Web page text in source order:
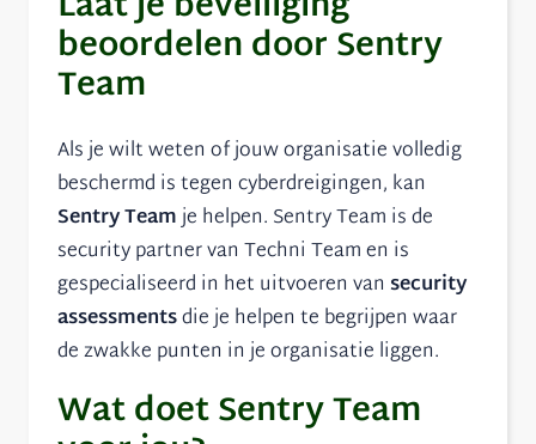
beoordelen door Sentry
Team
Als je wilt weten of jouw organisatie volledig
beschermd is tegen cyberdreigingen, kan
Sentry Teamje helpen. Sentry Team is de
security partner van Techni Team en is
gespecialiseerd in het uitvoeren van security
assessmentsdie je helpen te begrijpen waar
de zwakke punten in je organisatie liggen.
Wat doet Sentry Team